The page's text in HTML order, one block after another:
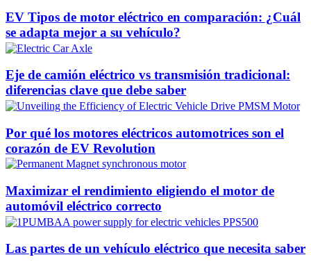
EV Tipos de motor eléctrico en comparación: ¿Cuál
se adapta mejor a su vehículo?
Eje de camión eléctrico vs transmisión tradicional:
diferencias clave que debe saber
Por qué los motores eléctricos automotrices son el
corazón de EV Revolution
Maximizar el rendimiento eligiendo el motor de
automóvil eléctrico correcto
Las partes de un vehículo eléctrico que necesita saber